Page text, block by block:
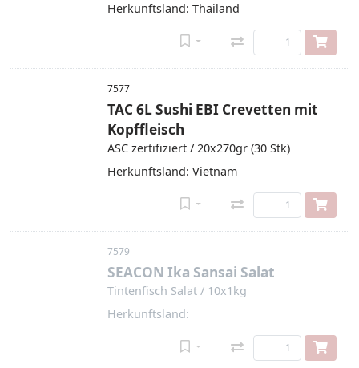
Herkunftsland: Thailand
7577
TAC 6L Sushi EBI Crevetten mit
Kopffleisch
ASC zertifiziert / 20x270gr (30 Stk)
Herkunftsland: Vietnam
7579
SEACON Ika Sansai Salat
Tintenfisch Salat / 10x1kg
Herkunftsland: